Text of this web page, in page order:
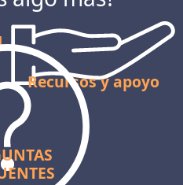
Recursos y apoyo